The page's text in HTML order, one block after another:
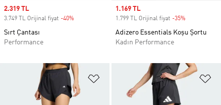
Sale price
2.319 TL
3.749 TL Orijinal fiyat -40%
Sırt Çantası
Performance
Sale price
1.169 TL
1.799 TL Orijinal fiyat -35%
Adizero Essentials Koşu Şortu
Kadın Performance
Favori Listesine Ekle